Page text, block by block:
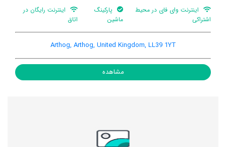
اینترنت وای فای در محیط
اشتراکی
پارکینگ
ماشین
اینترنت رایگان در
اتاق
Arthog, Arthog, United Kingdom, LL39 1YT
مشاهده